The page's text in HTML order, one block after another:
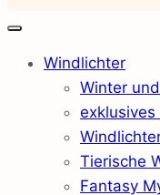
Windlichter
Winter
Tierische
Fantasy